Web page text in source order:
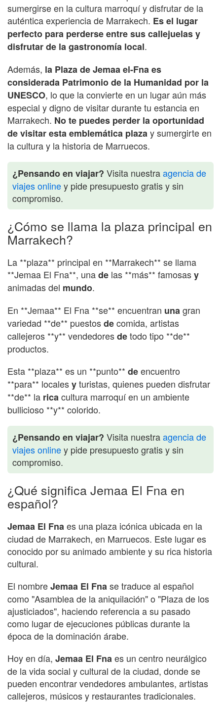
sumergirse en la cultura marroquí y disfrutar de la
auténtica experiencia de Marrakech. Es el lugar
perfecto para perderse entre sus callejuelas y
disfrutar de la gastronomía local.
Además, la Plaza de Jemaa el-Fna es
considerada Patrimonio de la Humanidad por la
UNESCO, lo que la convierte en un lugar aún más
especial y digno de visitar durante tu estancia en
Marrakech. No te puedes perder la oportunidad
de visitar esta emblemática plazay sumergirte en
la cultura y la historia de Marruecos.
¿Pensando en viajar? Visita nuestraagencia de
viajes onliney pide presupuesto gratis y sin
compromiso.
¿Cómo se llama la plaza principal en
Marrakech?
La **plaza** principal en **Marrakech** se llama
**Jemaa El Fna**, unade las **más** famosasy
animadas del mundo.
En **Jemaa** El Fna **se** encuentran unagran
variedad **de** puestosdecomida, artistas
callejeros **y** vendedoresdetodo tipo **de**
productos.
Esta **plaza** es un **punto** deencuentro
**para** localesyturistas, quienes pueden disfrutar
**de** la ricacultura marroquí en un ambiente
bullicioso **y** colorido.
¿Pensando en viajar? Visita nuestraagencia de
viajes onliney pide presupuesto gratis y sin
compromiso.
¿Qué significa Jemaa El Fna en
español?
Jemaa El Fnaes una plaza icónica ubicada en la
ciudad de Marrakech, en Marruecos. Este lugar es
conocido por su animado ambiente y su rica historia
cultural.
El nombreJemaa El Fnase traduce al español
como "Asamblea de la aniquilación" o "Plaza de los
ajusticiados", haciendo referencia a su pasado
como lugar de ejecuciones públicas durante la
época de la dominación árabe.
Hoy en día, Jemaa El Fnaes un centro neurálgico
de la vida social y cultural de la ciudad, donde se
pueden encontrar vendedores ambulantes, artistas
callejeros, músicos y restaurantes tradicionales.